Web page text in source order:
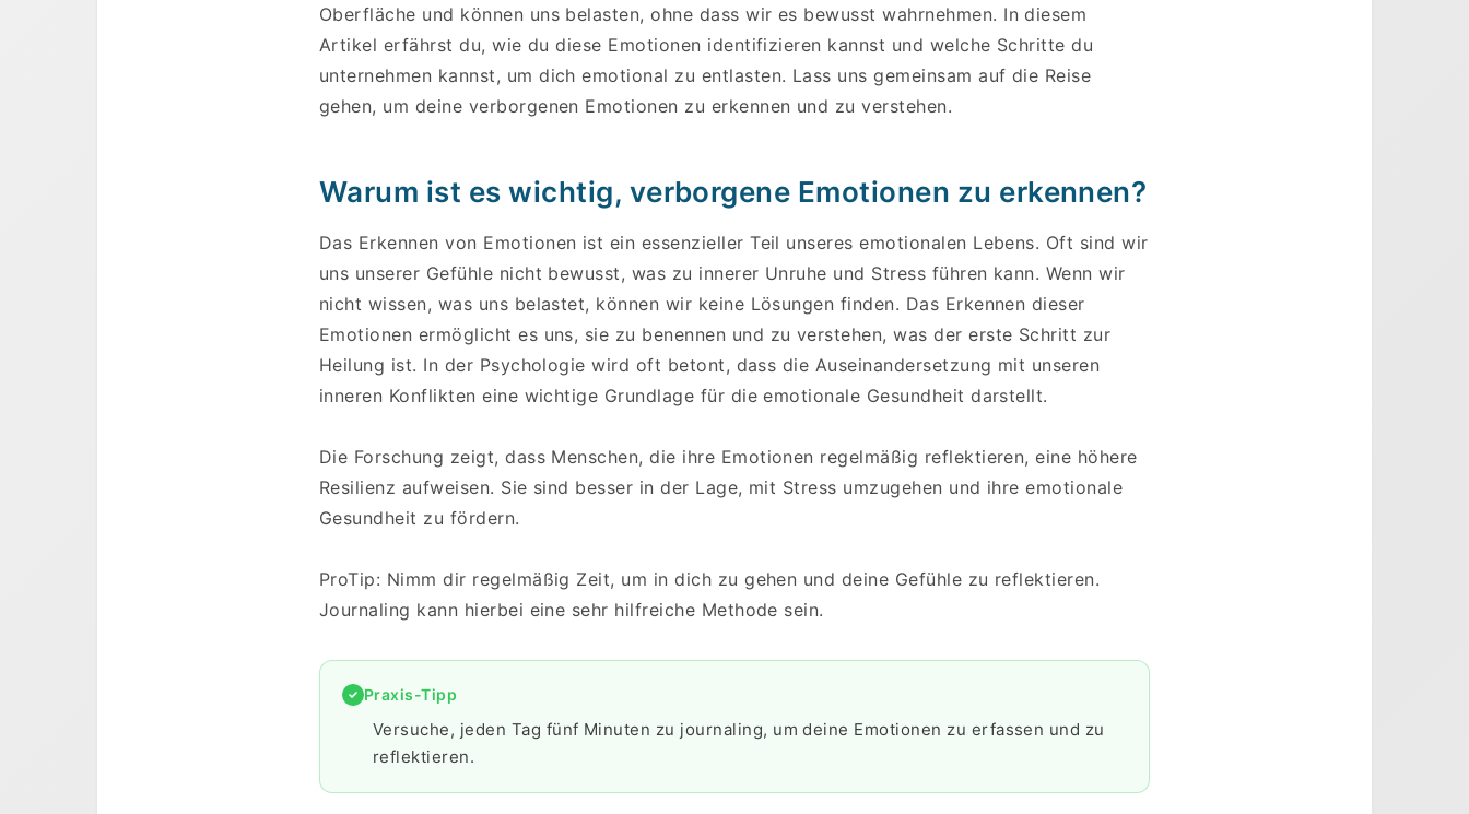
Oberfläche und können uns belasten, ohne dass wir es bewusst wahrnehmen. In diesem
Artikel erfährst du, wie du diese Emotionen identifizieren kannst und welche Schritte du
unternehmen kannst, um dich emotional zu entlasten. Lass uns gemeinsam auf die Reise
gehen, um deine verborgenen Emotionen zu erkennen und zu verstehen.
Warum ist es wichtig, verborgene Emotionen zu erkennen?
Das Erkennen von Emotionen ist ein essenzieller Teil unseres emotionalen Lebens. Oft sind wir
uns unserer Gefühle nicht bewusst, was zu innerer Unruhe und Stress führen kann. Wenn wir
nicht wissen, was uns belastet, können wir keine Lösungen finden. Das Erkennen dieser
Emotionen ermöglicht es uns, sie zu benennen und zu verstehen, was der erste Schritt zur
Heilung ist. In der Psychologie wird oft betont, dass die Auseinandersetzung mit unseren
inneren Konflikten eine wichtige Grundlage für die emotionale Gesundheit darstellt.
Die Forschung zeigt, dass Menschen, die ihre Emotionen regelmäßig reflektieren, eine höhere
Resilienz aufweisen. Sie sind besser in der Lage, mit Stress umzugehen und ihre emotionale
Gesundheit zu fördern.
ProTip: Nimm dir regelmäßig Zeit, um in dich zu gehen und deine Gefühle zu reflektieren.
Journaling kann hierbei eine sehr hilfreiche Methode sein.
Praxis-Tipp
Versuche, jeden Tag fünf Minuten zu journaling, um deine Emotionen zu erfassen und zu
reflektieren.